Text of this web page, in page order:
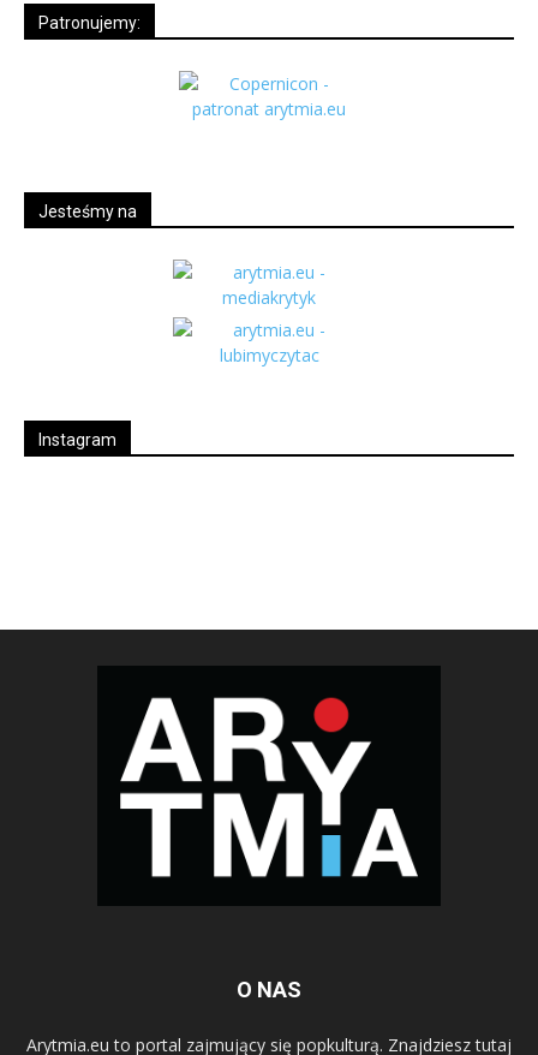
Patronujemy:
Jesteśmy na
Instagram
O NAS
Arytmia.eu to portal zajmujący się popkulturą. Znajdziesz tutaj